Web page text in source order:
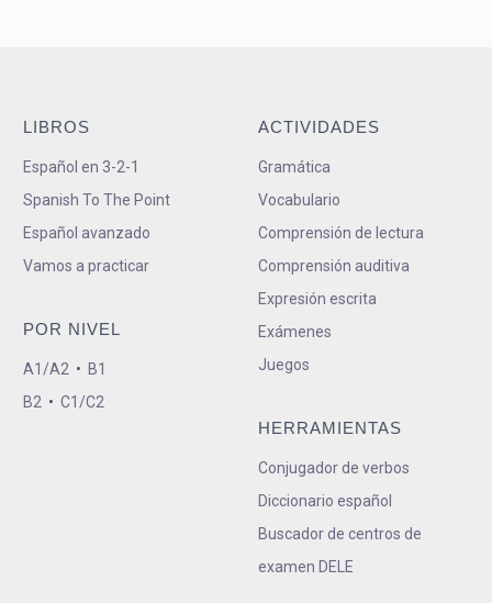
LIBROS
Español en 3-2-1
Spanish To The Point
Español avanzado
Vamos a practicar
POR NIVEL
A1/A2 • B1
B2 • C1/C2
ACTIVIDADES
Gramática
Vocabulario
Comprensión de lectura
Comprensión auditiva
Expresión escrita
Exámenes
Juegos
HERRAMIENTAS
Conjugador de verbos
Diccionario español
Buscador de centros de
examen DELE